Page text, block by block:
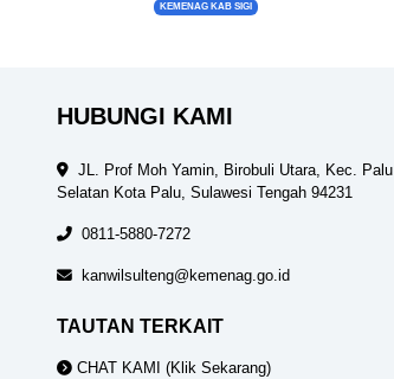
KEMENAG KAB SIGI
HUBUNGI KAMI
JL. Prof Moh Yamin, Birobuli Utara, Kec. Palu
Selatan Kota Palu, Sulawesi Tengah 94231
0811-5880-7272
kanwilsulteng@kemenag.go.id
TAUTAN TERKAIT
CHAT KAMI (Klik Sekarang)